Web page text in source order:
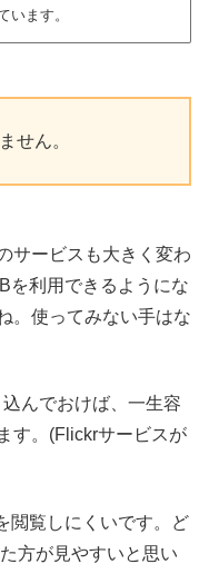
います。
せん。
サービスも大きく変わ
を利用できるようにな
。使ってみない手はな
んでおけば、一生容
す。(Flickrサービスが
閲覧しにくいです。ど
方が見やすいと思い